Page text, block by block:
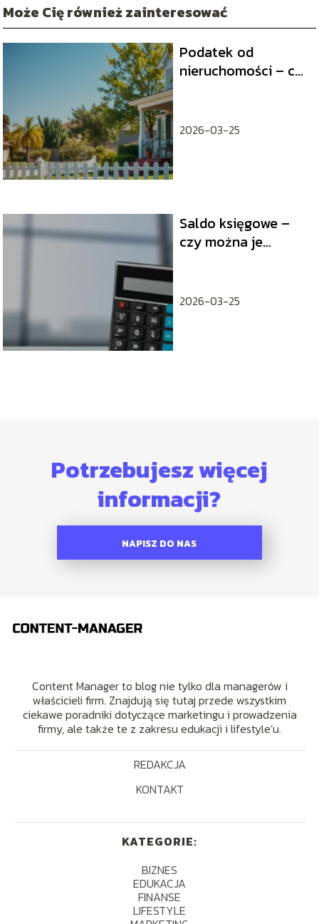
Może Cię również zainteresować
Podatek od
nieruchomości – co
2026-03-25
Saldo księgowe –
czy można je
2026-03-25
Potrzebujesz więcej
informacji?
NAPISZ DO NAS
Content Manager to blog nie tylko dla managerów i
właścicieli firm. Znajdują się tutaj przede wszystkim
ciekawe poradniki dotyczące marketingu i prowadzenia
firmy, ale także te z zakresu edukacji i lifestyle’u.
REDAKCJA
KONTAKT
KATEGORIE:
BIZNES
EDUKACJA
FINANSE
LIFESTYLE